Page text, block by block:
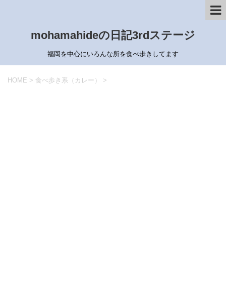
mohamahideの日記3rdステージ
福岡を中心にいろんな所を食べ歩きしてます
HOME > 食べ歩き系（カレー） >